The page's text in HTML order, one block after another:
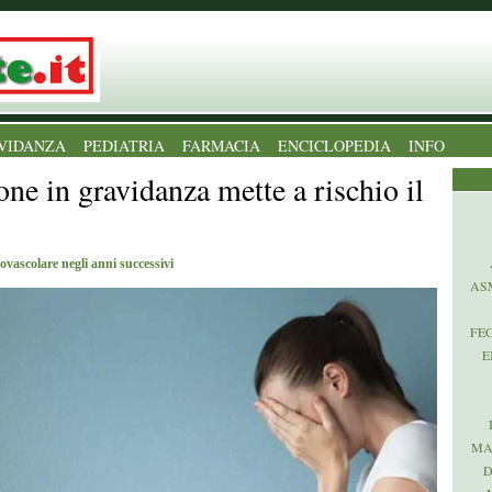
PEDIATRIA FARMACIA ENCICLOPEDIA INFO
in gravidanza mette a rischio il
negli anni successivi